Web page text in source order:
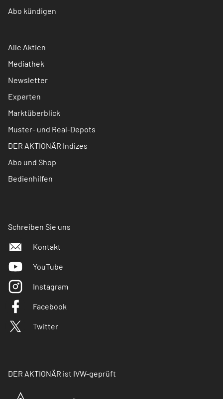
Abo kündigen
Alle Aktien
Mediathek
Newsletter
Experten
Marktüberblick
Muster- und Real-Depots
DER AKTIONÄR Indizes
Abo und Shop
Bedienhilfen
Schreiben Sie uns
Kontakt
YouTube
Instagram
Facebook
Twitter
DER AKTIONÄR ist IVW-geprüft